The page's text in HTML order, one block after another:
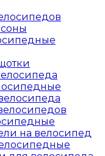
на велосипед